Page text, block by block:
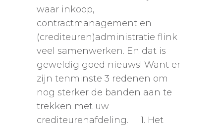
waar inkoop,
contractmanagement en
(crediteuren)administratie flink
veel samenwerken. En dat is
geweldig goed nieuws! Want er
zijn tenminste 3 redenen om
nog sterker de banden aan te
trekken met uw
crediteurenafdeling. 1. Het